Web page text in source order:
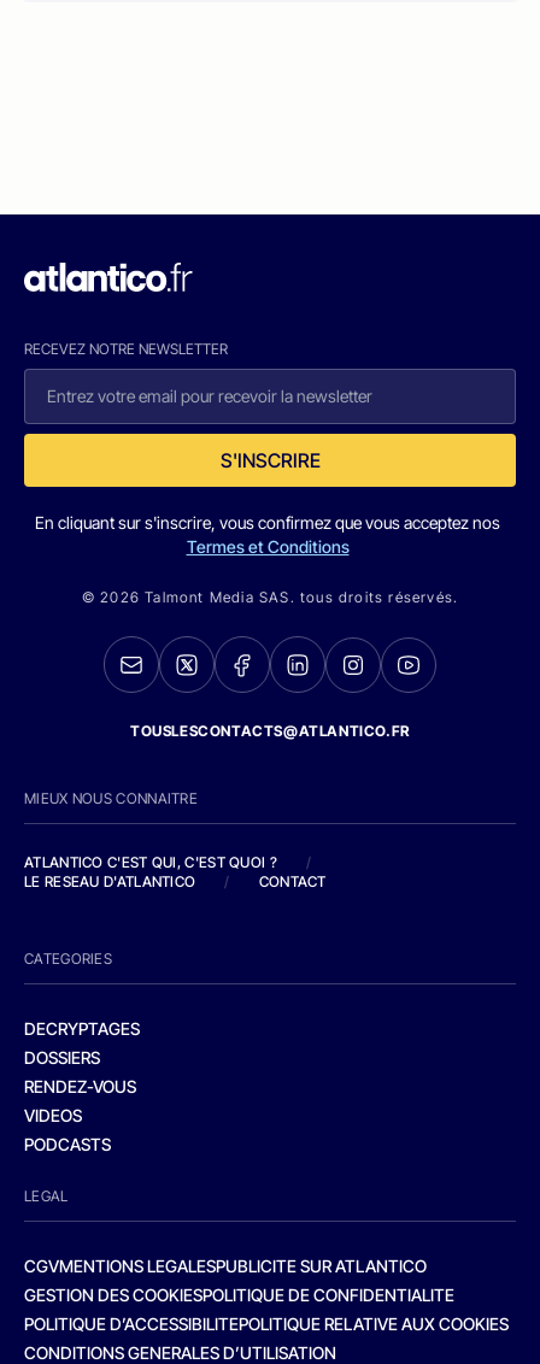
RECEVEZ NOTRE NEWSLETTER
S'INSCRIRE
En cliquant sur s'inscrire, vous confirmez que vous acceptez nos
Termes et Conditions
© 2026 Talmont Media SAS. tous droits réservés.
TOUSLESCONTACTS@ATLANTICO.FR
MIEUX NOUS CONNAITRE
ATLANTICO C'EST QUI, C'EST QUOI ?
/
LE RESEAU D'ATLANTICO
/ CONTACT
CATEGORIES
DECRYPTAGES
DOSSIERS
RENDEZ-VOUS
VIDEOS
PODCASTS
LEGAL
CGVMENTIONS LEGALESPUBLICITE SUR ATLANTICO
GESTION DES COOKIESPOLITIQUE DE CONFIDENTIALITE
POLITIQUE D’ACCESSIBILITEPOLITIQUE RELATIVE AUX COOKIES
CONDITIONS GENERALES D’UTILISATION